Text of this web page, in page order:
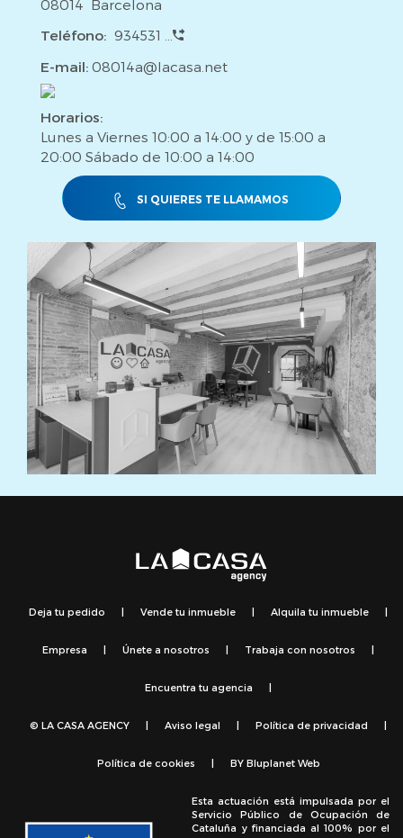
08014 Barcelona
Teléfono: 934531 ...
E-mail: 08014a@lacasa.net
Horarios:
Lunes a Viernes 10:00 a 14:00 y de 15:00 a
20:00 Sábado de 10:00 a 14:00
SI QUIERES TE LLAMAMOS
Deja tu pedido | Vende tu inmueble | Alquila tu inmueble |
Empresa | Únete a nosotros | Trabaja con nosotros |
Encuentra tu agencia |
© LA CASA AGENCY | Aviso legal | Política de privacidad |
Política de cookies | BY Bluplanet Web
Esta actuación está impulsada por el
Servicio Público de Ocupación de
Cataluña y financiada al 100% por el